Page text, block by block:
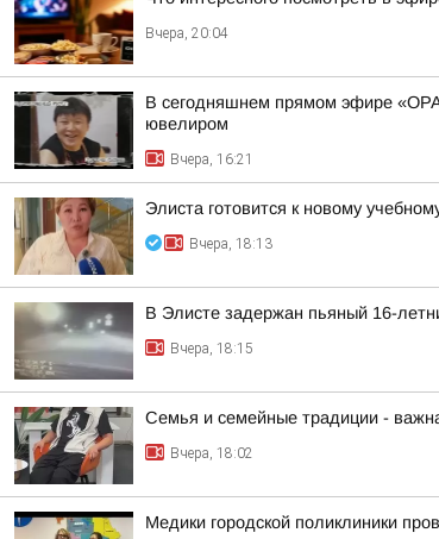
Вчера, 20:04
В сегодняшнем прямом эфире «ОРА
ювелиром
Вчера, 16:21
Элиста готовится к новому
Вчера, 18:13
В Элисте задержан пьяный 16-
Вчера, 18:15
Семья и семейные традиции -
Вчера, 18:02
Медики городской поликлиники